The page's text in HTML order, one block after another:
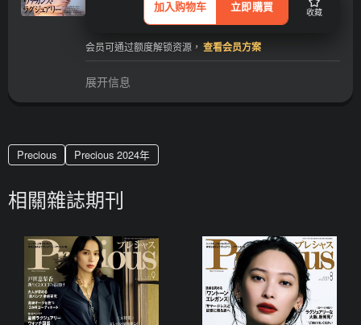
加入购物车 立即購買 收藏
会员可通过额度解锁资源， 查看会员方案
展开信息
Precious Precious 2024年
相關雜誌期刊